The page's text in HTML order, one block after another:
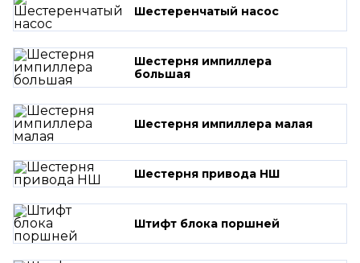
Шестеренчатый насос
Шестерня импиллера
большая
Шестерня импиллера малая
Шестерня привода НШ
Штифт блока поршней